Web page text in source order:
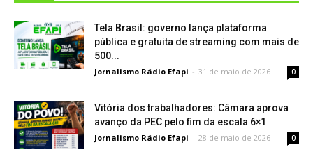
Tela Brasil: governo lança plataforma
pública e gratuita de streaming com mais de
500...
Jornalismo Rádio Efapi - 31 de maio de 2026 0
Vitória dos trabalhadores: Câmara aprova
avanço da PEC pelo fim da escala 6×1
Jornalismo Rádio Efapi - 28 de maio de 2026 0